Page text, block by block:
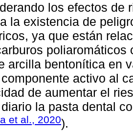
los efectos de
la existencia de
ya que están
arcilla bentonítica en
activo al
de aumentar el
la pasta dental
et al., 2020).